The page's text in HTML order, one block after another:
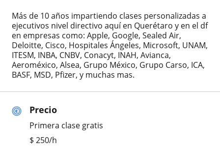
Precio
Primera clase gratis
$ 250/h
Más de 10 años impartiendo clases personalizadas a
ejecutivos nivel directivo aquí en Querétaro y en el df
en empresas como: Apple, Google, Sealed Air,
Deloitte, Cisco, Hospitales Ángeles, Microsoft, UNAM,
ITESM, INBA, CNBV, Conacyt, INAH, Avianca,
Aeroméxico, Alsea, Grupo México, Grupo Carso, ICA,
BASF, MSD, Pfizer, y muchas mas.